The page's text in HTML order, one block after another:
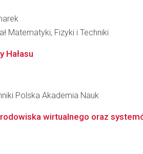
Matematyki, Fizyki i Techniki
Hałasu
Polska Akademia Nauk
wirtualnego oraz